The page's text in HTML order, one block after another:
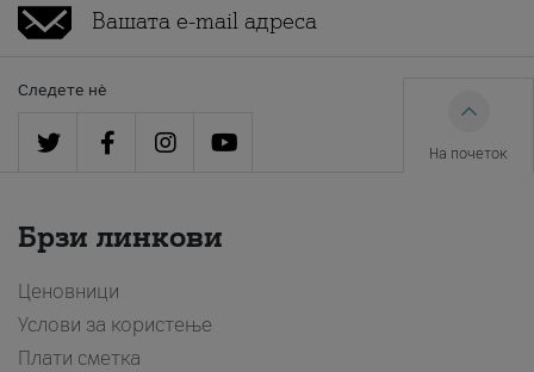
Следете нè
На почеток
Брзи линкови
Ценовници
Услови за користење
Плати сметка